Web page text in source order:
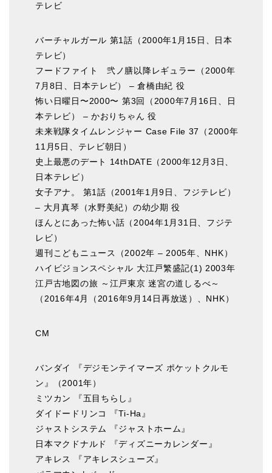
テレビ
バーチャルガール 第1話（2000年1月15日、日本
テレビ）
フードファイト 弐ノ膳以降レギュラー（2000年
7月8日、日本テレビ） – 倉橋由紀 役
怖い日曜日〜2000〜 第3回（2000年7月16日、日
本テレビ） – かおりちゃん 役
未来戦隊タイムレンジャー Case File 37（2000年
11月5日、テレビ朝日）
史上最悪のデート 14thDATE（2000年12月3日、
日本テレビ）
女子アナ。 第1話（2001年1月9日、フジテレビ）
– 大月真琴（水野美紀）の幼少期 役
ほんとにあった怖い話（2004年1月31日、フジテ
レビ）
週刊こどもニュース（2002年 – 2005年、NHK）
ハイビジョンスペシャル 大江戸繁盛記(1) 2003年
江戸古地図の旅 ～江戸東京 迷宮の道しるべ～
（2016年4月（2016年9月14日再放送）、NHK）
CM
バンダイ 『デジモンテイマーズ ポケットクルモ
ン』（2001年）
ミツカン 『五目ちらし』
ダイドードリンコ 『Ti-Ha』
ジャストシステム 『ジャストホーム』
日本マクドナルド 『ディズニーカレンダー』
アキレス 『アキレスシューズ』